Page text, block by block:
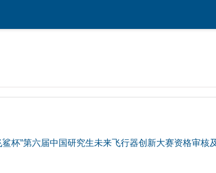
鲨杯”第六届中国研究生未来飞行器创新大赛资格审核